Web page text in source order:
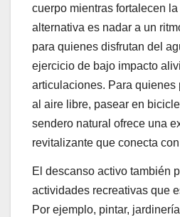
cuerpo mientras fortalecen
alternativa es nadar a un
para quienes disfrutan del
ejercicio de bajo impacto
articulaciones. Para quienes
al aire libre, pasear en
sendero natural ofrece una
revitalizante que conecta
El descanso activo también
actividades recreativas que
Por ejemplo, pintar,